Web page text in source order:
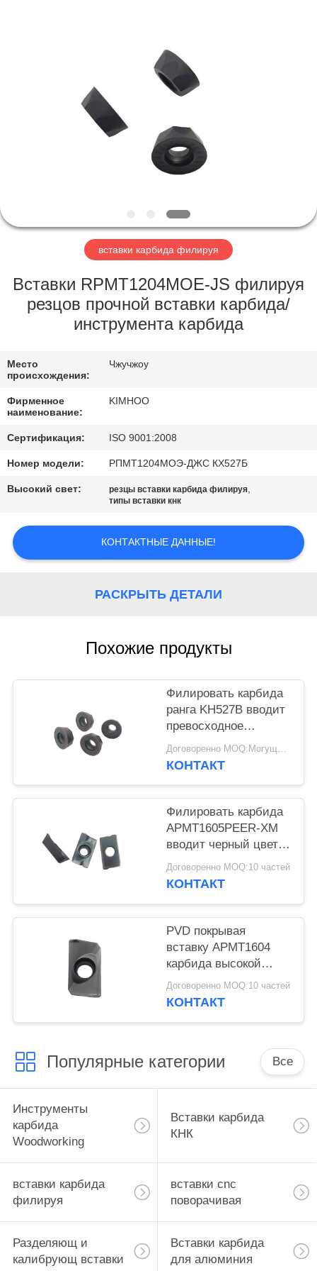
ПРОДУКТЫ
ПУТЕШЕСТВИЕ
ФАБРИКИ
ПРОВЕРКА
КАЧЕСТВА
СВЯЖИТЕСЬ
МЫ
НОВОСТИ
СПРОСИТЕ
КАРТА
КОНФИДЕНЦИАЛЬНОСТИ
вставки карбида филируя
Вставки RPMT1204MOE-JS филируя
резцов прочной вставки карбида/
инструмента карбида
Место
происхождения:
Чжучжоу
Фирменное
наименование:
KIMHOO
Сертификация: ISO 9001:2008
Номер модели: РПМТ1204МОЭ-ДЖС КХ527Б
Высокий свет: резцы вставки карбида филируя,
типы вставки кнк
КОНТАКТНЫЕ ДАННЫЕ!
РАСКРЫТЬ ДЕТАЛИ
Похожие продукты
Филировать карбида
ранга KH527B вводит
превосходное
сопротивление
трещиноватости
Договоренно MOQ:Могущий быть предметом переговоров
КОНТАКТ
Филировать карбида
APMT1605PEER-XM
вводит черный цвет с
покрытием PVD
Договоренно MOQ:10 частей
КОНТАКТ
PVD покрывая
вставку APMT1604
карбида высокой
точности филируя
Договоренно MOQ:10 частей
КОНТАКТ
Популярные категории Все
Инструменты
карбида
Woodworking
Вставки карбида
КНК
вставки карбида
филируя
вставки cnc
поворачивая
Разделяющ и
калибрующ вставки
Вставки карбида
для алюминия